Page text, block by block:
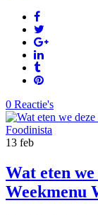
0 Reactie's
13 feb
Wat eten
Weekmenu